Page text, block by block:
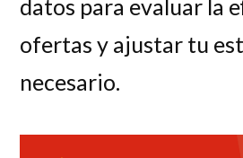
datos para evaluar la
ofertas y ajustar tu
necesario.